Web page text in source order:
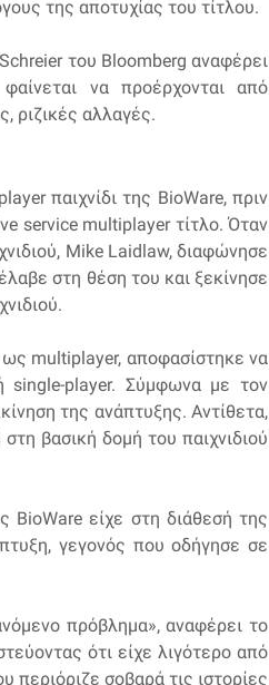
της αποτυχίας του τίτλου.
του Bloomberg αναφέρει
να προέρχονται από
ριζικές αλλαγές.
παιχνίδι της BioWare, πριν
service multiplayer τίτλο. Όταν
Mike Laidlaw, διαφώνησε
στη θέση του και ξεκίνησε
ως multiplayer, αποφασίστηκε να
single-player. Σύμφωνα με τον
της ανάπτυξης. Αντίθετα,
βασική δομή του παιχνιδιού
BioWare είχε στη διάθεσή της
γεγονός που οδήγησε σε
πρόβλημα», αναφέρει το
ότι είχε λιγότερο από
περιόριζε σοβαρά τις ιστορίες